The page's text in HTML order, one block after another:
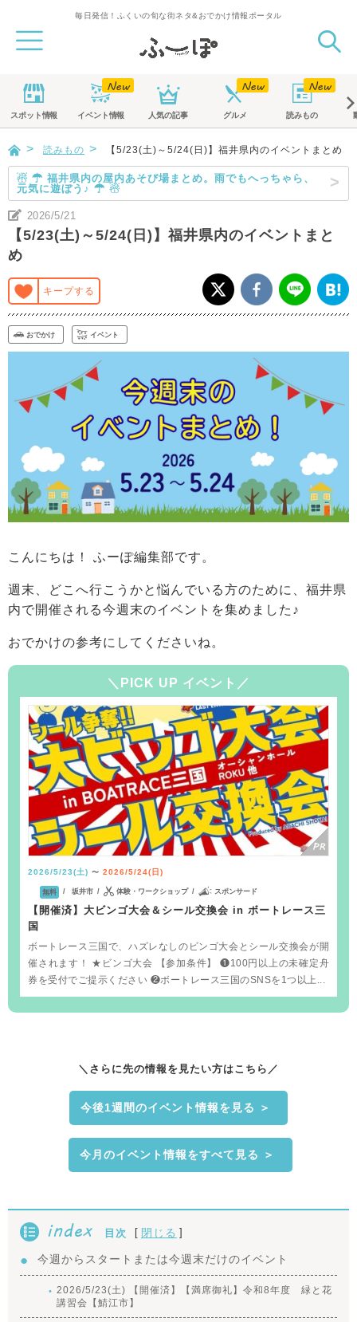
毎日発信！ふくいの旬な街ネタ&おでかけ情報ポータル
スポット情報 イベント情報 人気の記事 グルメ 読みもの
読みもの 【5/23(土)～5/24(日)】福井県内のイベントまとめ
☃ ☂ 福井県内の屋内あそび場まとめ。雨でもへっちゃら、
元気に遊ぼう♪ ☂ ☃
2026/5/21
【5/23(土)～5/24(日)】福井県内のイベントまと
め
キープする
おでかけ イベント
こんにちは！ ふーぽ編集部です。
週末、どこへ行こうかと悩んでいる方のために、福井県
内で開催される今週末のイベントを集めました♪
おでかけの参考にしてくださいね。
＼PICK UP イベント／
2026/5/23(土) 〜 2026/5/24(日)
無料 坂井市 体験・ワークショップ スポンサード
【開催済】大ビンゴ大会＆シール交換会 in ボートレース三
国
ボートレース三国で、ハズレなしのビンゴ大会とシール交換会が開
催されます！ ★ビンゴ大会 【参加条件】 ❶100円以上の未確定舟
券を受付でご提示ください ❷ボートレース三国のSNSを1つ以上...
＼さらに先の情報を見たい方はこちら／
今後1週間のイベント情報を見る ＞
今月のイベント情報をすべて見る ＞
index 目次 [ 閉じる ]
今週からスタートまたは今週末だけのイベント
2026/5/23(土) 【開催済】【満席御礼】令和8年度 緑と花
講習会【鯖江市】